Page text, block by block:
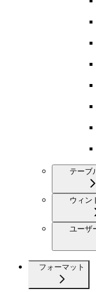
テーブ
ウィン
ユーザ
フォーマット